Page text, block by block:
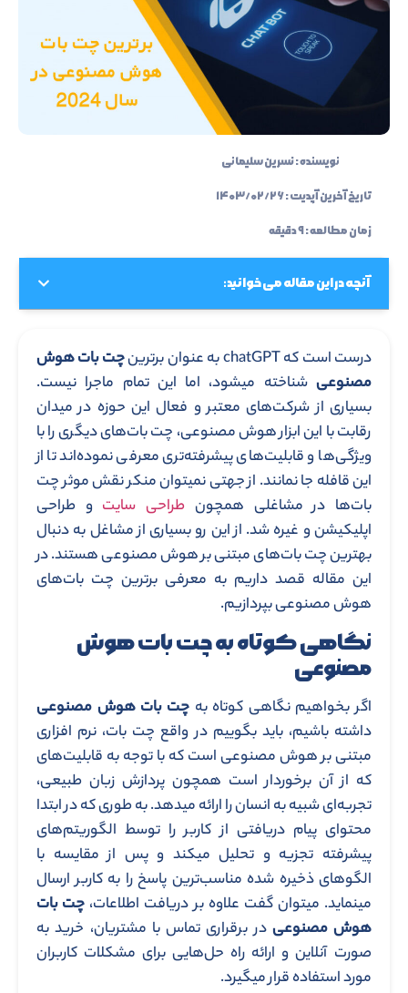
نویسنده :نسرین سلیمانی
تاریخ آخرین آپدیت :۱۴۰۳/۰۲/۲۶
زمان مطالعه : ۹ دقیقه
آنچه در این مقاله می خوانید:
درست است که chatGPT به عنوان برترین
چت بات هوش
مصنوعی شناخته میشود، اما این تمام ماجرا نیست.
بسیاری از شرکت‌های معتبر و فعال این حوزه در میدان
رقابت با این ابزار هوش مصنوعی، چت بات‌های دیگری را با
ویژگی‌ها و قابلیت‌های پیشرفته‌تری معرفی نموده‌اند تا از
این قافله جا نمانند. از جهتی نمیتوان منکر نقش موثر چت
بات‌ها در مشاغلی همچون طراحی سایت و طراحی
اپلیکیشن و غیره شد. از این رو بسیاری از مشاغل به دنبال
بهترین چت بات‌های مبتنی بر هوش مصنوعی هستند. در
این مقاله قصد داریم به معرفی برترین چت بات‌های
هوش مصنوعی بپردازیم.
نگاهی کوتاه به چت بات هوش
مصنوعی
اگر بخواهیم نگاهی کوتاه به چت بات هوش مصنوعی
داشته باشیم، باید بگوییم در واقع چت بات‌، نرم افزاری
مبتنی بر هوش مصنوعی است که با توجه به قابلیت‌های
که از آن برخوردار است همچون پردازش زبان طبیعی،
تجربه‌ای شبیه به انسان را ارائه میدهد. به طوری که در ابتدا
محتوای پیام دریافتی از کاربر را توسط الگوریتم‌های
پیشرفته تجزیه و تحلیل میکند و پس از مقایسه با
الگوهای ذخیره شده مناسب‌ترین پاسخ را به کاربر ارسال
مینماید. میتوان گفت علاوه بر دریافت اطلاعات، چت بات
هوش مصنوعی در برقراری تماس با مشتریان، خرید به
صورت آنلاین و ارائه راه حل‌هایی برای مشکلات کاربران
مورد استفاده قرار میگیرد.